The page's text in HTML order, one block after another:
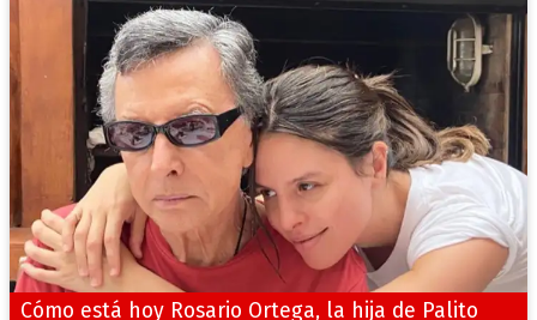
Cómo está hoy Rosario Ortega, la hija de Palito